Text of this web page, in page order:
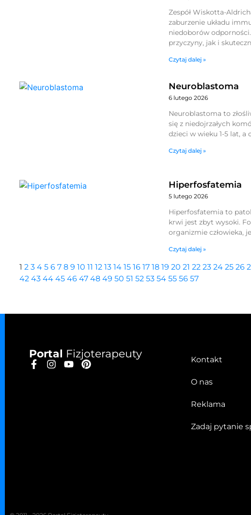
Zespół Wiskotta-
zaburzenie układu
niedoborów
przyczyny, jak i
Czytaj dalej »
Neuroblastoma
6 lutego 2026
Neuroblastoma to
się z niedojrzałych
dzieci w wieku 1-5 lat, a
Czytaj dalej »
Hiperfosfatemia
5 lutego 2026
Hiperfosfatemia to
krwi jest zbyt wysoki.
organizmie człowieka,
Czytaj dalej »
1 2 3 4 5 6 7 8 9 10 11 12 13 14 15 16 17 18 19 20 21 22 23 24 25 26
42 43 44 45 46 47 48 49 50 51 52 53 54 55 56 57
Portal Fizjoterapeuty Kontakt
O nas
Reklama
Zadaj pytanie